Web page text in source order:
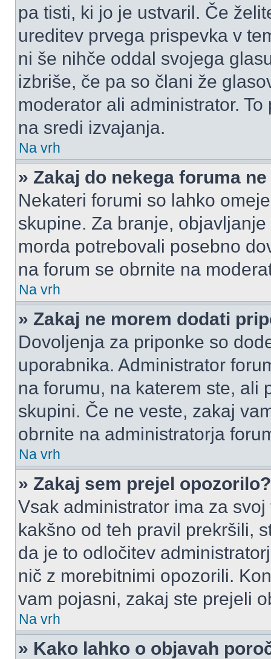
pa tisti, ki jo je ustvaril. Če
ureditev prvega prispevka v
ni še nihče oddal svojega
izbriše, če pa so člani že
moderator ali administrator.
na sredi izvajanja.
Na vrh
» Zakaj do nekega foruma
Nekateri forumi so lahko
skupine. Za branje,
morda potrebovali posebno
na forum se obrnite na
Na vrh
» Zakaj ne morem dodati
Dovoljenja za priponke so
uporabnika. Administrator
na forumu, na katerem ste, ali
skupini. Če ne veste, zakaj
obrnite na administratorja
Na vrh
» Zakaj sem prejel opozorilo?
Vsak administrator ima za
kakšno od teh pravil prekršili,
da je to odločitev
nič z morebitnimi opozorili.
vam pojasni, zakaj ste prejeli
Na vrh
» Kako lahko o objavah